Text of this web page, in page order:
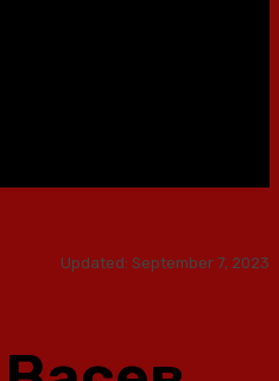
Updated: September 7, 2023